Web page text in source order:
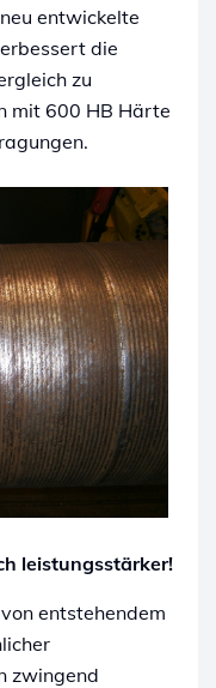
entwickelte
die
zu
mit 600 HB Härte
leistungsstärker!
entstehendem
zwingend